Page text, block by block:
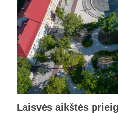
Laisvės aikštės